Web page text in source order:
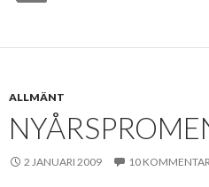
ALLMÄNT
2 JANUARI 2009 10